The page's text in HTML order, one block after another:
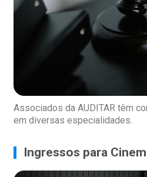
Associados da AUDITAR têm
em diversas especialidades.
Ingressos para